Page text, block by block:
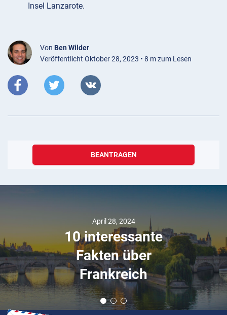
Insel Lanzarote.
Von Ben Wilder
Veröffentlicht Oktober 28, 2023 • 8 m zum Lesen
BEANTRAGEN
April 28, 2024
10 interessante
Fakten über
Frankreich